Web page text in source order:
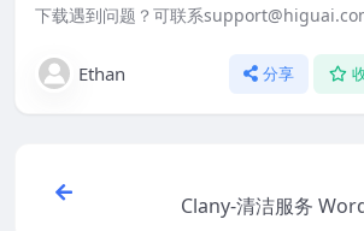
下载遇到问题？可联系
Ethan 分享
Clany-清洁服务